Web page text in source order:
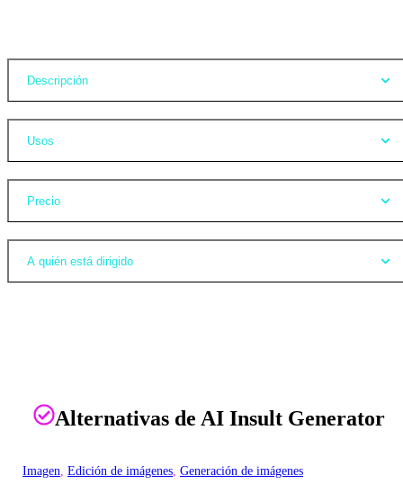
Descripción
Usos
Precio
A quién está dirigido
Alternativas de AI Insult Generator
Imagen, Edición de imágenes, Generación de imágenes